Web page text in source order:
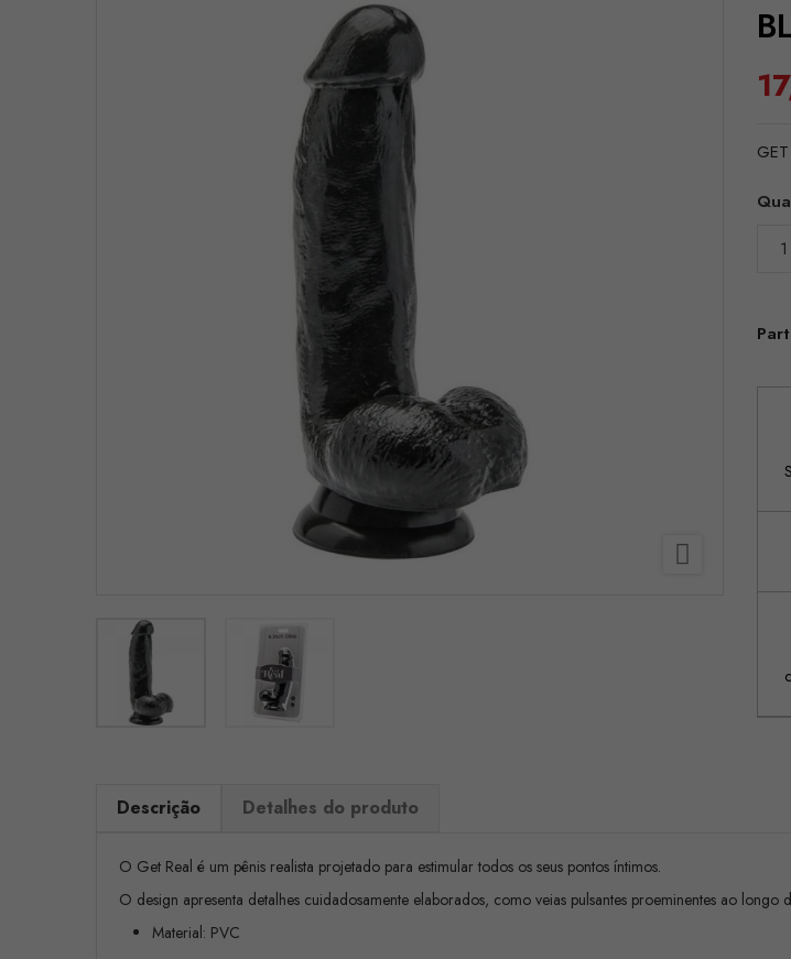

Descrição Detalhes do produto
O Get Real é um pênis realista projetado para estimular todos os seus pontos íntimos.
O design apresenta detalhes cuidadosamente elaborados, como veias pulsantes proeminentes ao
Material: PVC